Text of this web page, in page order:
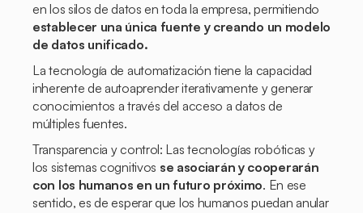
en los silos de datos en toda la empresa, permitiendo
establecer una única fuente y creando un modelo
de datos unificado.
La tecnología de automatización tiene la capacidad
inherente de autoaprender iterativamente y generar
conocimientos a través del acceso a datos de
múltiples fuentes.
Transparencia y control: Las tecnologías robóticas y
los sistemas cognitivos se asociarán y cooperarán
con los humanos en un futuro próximo. En ese
sentido, es de esperar que los humanos puedan anular